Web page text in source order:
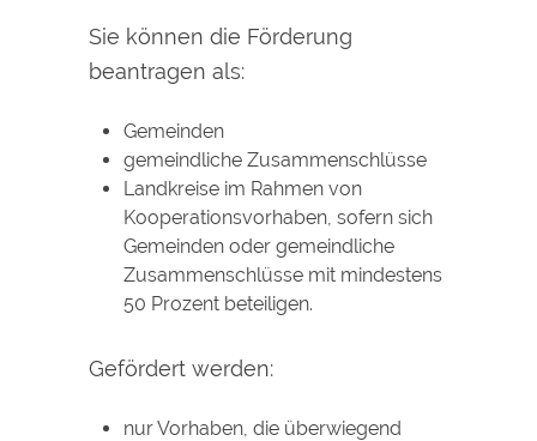
Sie können die Förderung
beantragen als:
Gemeinden
gemeindliche Zusammenschlüsse
Landkreise im Rahmen von
Kooperationsvorhaben, sofern sich
Gemeinden oder gemeindliche
Zusammenschlüsse mit mindestens
50 Prozent beteiligen.
Gefördert werden:
nur Vorhaben, die überwiegend